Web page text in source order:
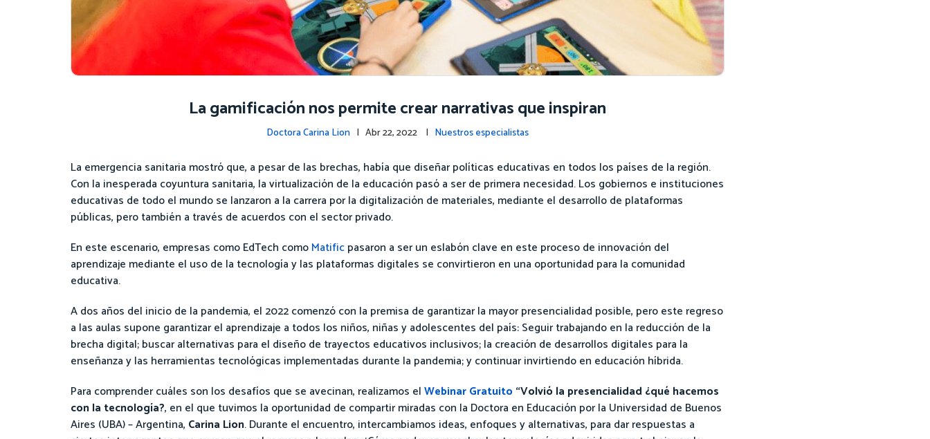
La gamificación nos permite crear narrativas que inspiran
Doctora Carina Lion | Abr 22, 2022 | Nuestros especialistas
La emergencia sanitaria mostró que, a pesar de las brechas, había que diseñar políticas educativas en todos los países de la región.
Con la inesperada coyuntura sanitaria, la virtualización de la educación pasó a ser de primera necesidad. Los gobiernos e instituciones
educativas de todo el mundo se lanzaron a la carrera por la digitalización de materiales, mediante el desarrollo de plataformas
públicas, pero también a través de acuerdos con el sector privado.
En este escenario, empresas como EdTech comoMatificpasaron a ser un eslabón clave en este proceso de innovación del
aprendizaje mediante el uso de la tecnología y las plataformas digitales se convirtieron en una oportunidad para la comunidad
educativa.
A dos años del inicio de la pandemia, el 2022 comenzó con la premisa de garantizar la mayor presencialidad posible, pero este regreso
a las aulas supone garantizar el aprendizaje a todos los niños, niñas y adolescentes del país: Seguir trabajando en la reducción de la
brecha digital; buscar alternativas para el diseño de trayectos educativos inclusivos; la creación de desarrollos digitales para la
enseñanza y las herramientas tecnológicas implementadas durante la pandemia; y continuar invirtiendo en educación híbrida.
Para comprender cuáles son los desafíos que se avecinan, realizamos elWebinar Gratuito “Volvió la presencialidad ¿qué hacemos
con la tecnología?, en el que tuvimos la oportunidad de compartir miradas con la Doctora en Educación por la Universidad de Buenos
Aires (UBA) – Argentina, Carina Lion. Durante el encuentro, intercambiamos ideas, enfoques y alternativas, para dar respuestas a